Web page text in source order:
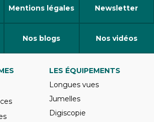
Mentions légales Newsletter
Nos blogs Nos vidéos
LES ÉQUIPEMENTS
Longues vues
Jumelles
Digiscopie